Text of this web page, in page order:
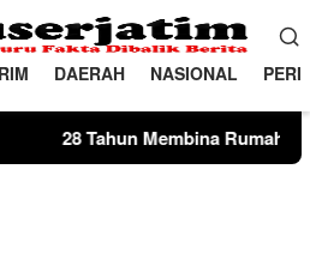
DAERAH NASIONAL
Rumah Tangga, Seorang Ibu